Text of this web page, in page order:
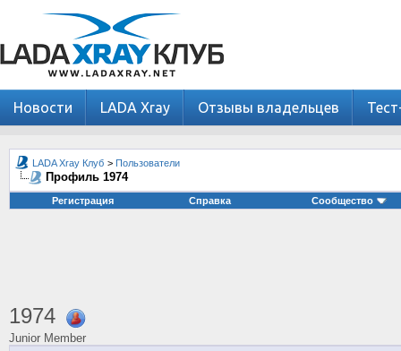
Новости LADA Xray Отзывы владельцев
LADA Xray Клуб > Пользователи
Профиль 1974
Регистрация Справка Сообщество
1974
Junior Member